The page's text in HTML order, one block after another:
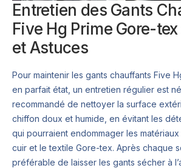
Entretien des Gants
Five Hg Prime Gore-
et Astuces
Pour maintenir les gants chauffants Five
en parfait état, un entretien régulier est
recommandé de nettoyer la surface
chiffon doux et humide, en évitant les
qui pourraient endommager les
cuir et le textile Gore-tex. Après chaque
préférable de laisser les gants sécher à